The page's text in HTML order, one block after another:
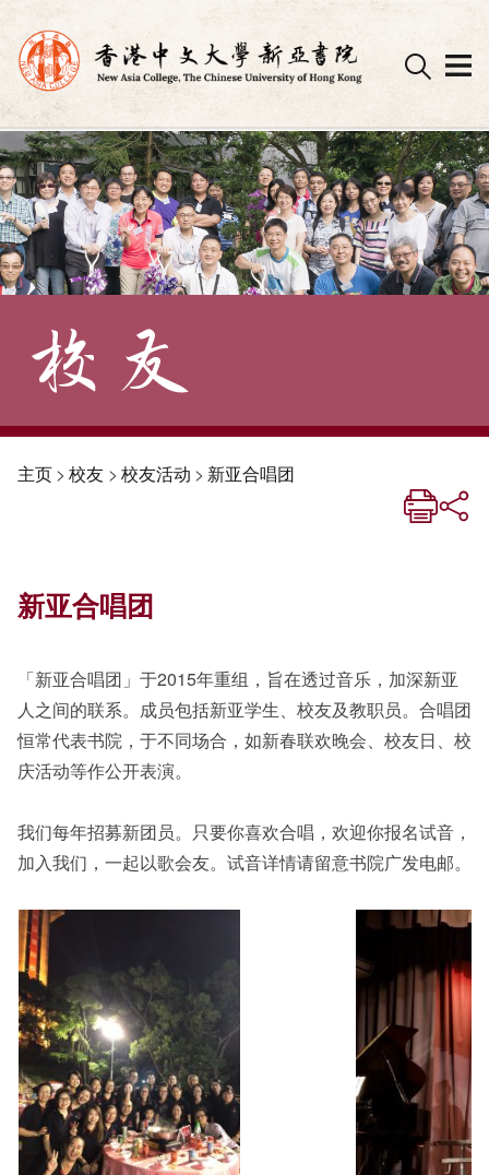
Skip
to
content
主页> 校友 > 校友活动 > 新亚合唱团
新亚合唱团
「新亚合唱团」于2015年重组，旨在透过音乐，加深新亚
人之间的联系。成员包括新亚学生、校友及教职员。合唱团
恒常代表书院，于不同场合，如新春联欢晚会、校友日、校
庆活动等作公开表演。
我们每年招募新团员。只要你喜欢合唱，欢迎你报名试音，
加入我们，一起以歌会友。试音详情请留意书院广发电邮。